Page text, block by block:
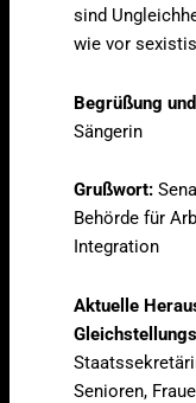
sind
wie vor
Begrüßung
Sängerin
Grußwort:
Behörde für
Integration
Aktuelle
Senioren,